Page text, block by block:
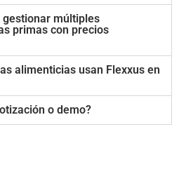
múltiples
primas con precios
alimenticias usan Flexxus en
o demo?